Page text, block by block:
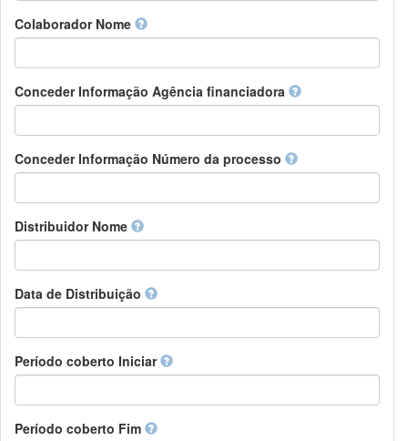
Bislama
Breton
Bulgarian
Burmese
Chamorro
Chechen
Chuvash
Corsican
Cree
Croatian
Divehi, Dhivehi, Maldivian
Dzongkha
English
Líder do projeto
Membro do projeto
Pessoa Relacionada
Pesquisador
Detentor de direitos
Patrocinador
Outros
Colaborador Nome
Conceder Informação Agência financiadora
Conceder Informação Número da processo
Distribuidor Nome
Data de Distribuição
Período coberto Iniciar
Período coberto Fim